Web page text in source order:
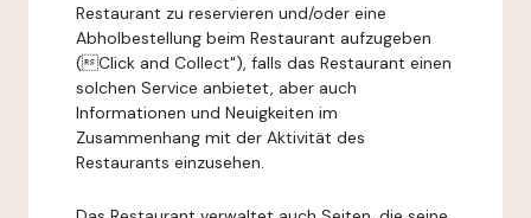
Restaurant zu reservieren und/oder eine
Abholbestellung beim Restaurant aufzugeben
(Click and Collect"), falls das Restaurant einen
solchen Service anbietet, aber auch
Informationen und Neuigkeiten im
Zusammenhang mit der Aktivität des
Restaurants einzusehen.